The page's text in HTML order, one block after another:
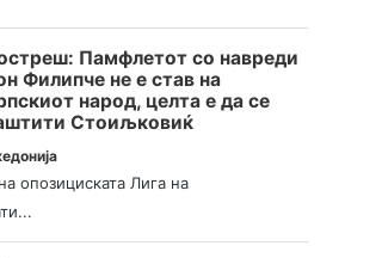
Памфлетот со навреди
Филипче не е став на
народ, целта е да се
Стоиљковиќ
опозициската Лига на